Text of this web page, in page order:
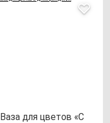
Ваза для цве­тов «С